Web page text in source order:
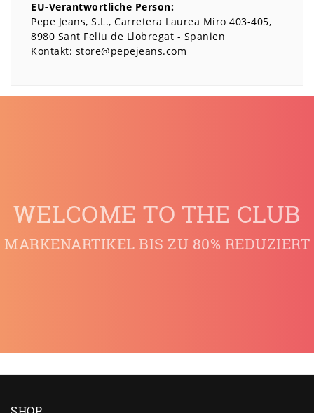
EU-Verantwortliche Person:
Pepe Jeans, S.L. Carretera Laurea Miro 403-405
8980 Sant Feliu de Llobregat
Spanien
Kontakt: store@pepejeans.com
WELCOME TO THE CLUB
MARKENARTIKEL BIS ZU 80% REDUZIERT